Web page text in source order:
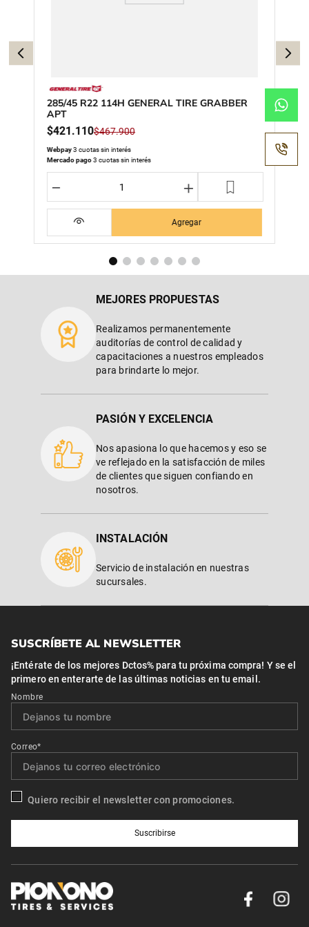
285/45 R22 114H GENERAL TIRE GRABBER
APT
$421.110$467.900
Webpay3 cuotas sin interés
Mercado pago3 cuotas sin interés
＋
－
Agregar
MEJORES PROPUESTAS
Realizamos permanentemente
auditorías de control de calidad y
capacitaciones a nuestros empleados
para brindarte lo mejor.
PASIÓN Y EXCELENCIA
Nos apasiona lo que hacemos y eso se
ve reflejado en la satisfacción de miles
de clientes que siguen confiando en
nosotros.
INSTALACIÓN
Servicio de instalación en nuestras
sucursales.
SUSCRÍBETE AL NEWSLETTER
¡Entérate de los mejores Dctos% para tu próxima compra! Y se el
primero en enterarte de las últimas noticias en tu email.
Nombre
Correo*
Quiero recibir el newsletter con promociones.
Suscribirse